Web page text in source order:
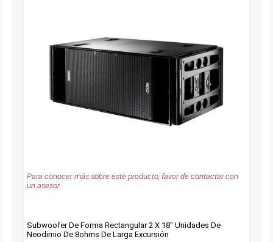
Para conocer más sobre este producto, favor de contactar con
un asesor.
Subwoofer De Forma Rectangular 2 X 18" Unidades De
Neodimio De 8ohms De Larga Excursión